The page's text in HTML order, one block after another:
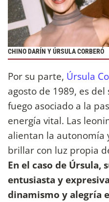
CHINO DARÍN Y ÚRSULA CORBERÓ
Por su parte, Úrsula
agosto de 1989, es
fuego asociado a la
energía vital. Las
alientan la autonomía
brillar con luz propia
En el caso de Úrsula,
entusiasta y
dinamismo y alegría